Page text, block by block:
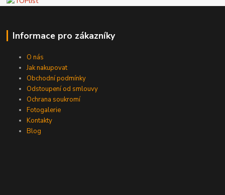
Informace pro zákazníky
O nás
Jak nakupovat
Obchodní podmínky
Odstoupení od smlouvy
Ochrana soukromí
Fotogalerie
Kontakty
Blog